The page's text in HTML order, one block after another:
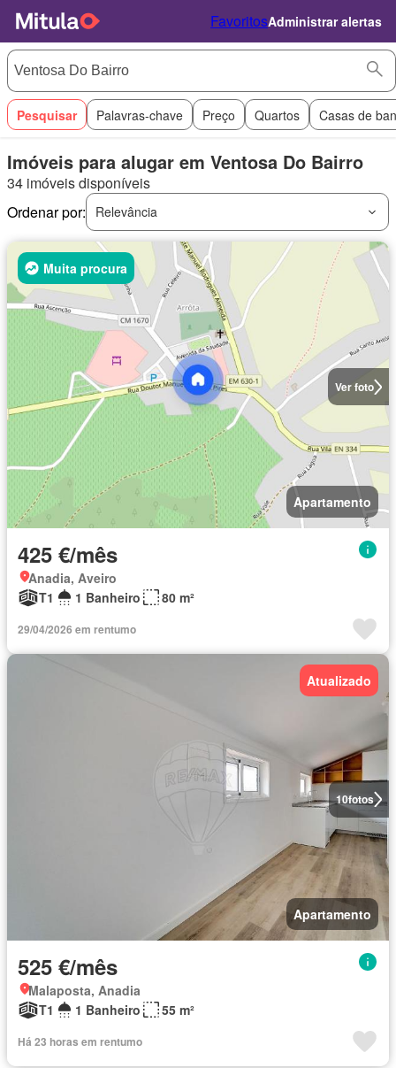
FavoritosAdministrar alertas
Pesquisar Palavras-chave Preço Quartos Casas de
Imóveis para alugar em Ventosa Do Bairro
34 imóveis disponíveis
Ordenar por:
Relevância
Ver foto
Muita procura
Apartamento
425 €/mês
Anadia, Aveiro
T1
1 Banheiro 80 m²
29/04/2026 em rentumo
10fotos
Atualizado
Apartamento
525 €/mês
Malaposta, Anadia
T1
1 Banheiro 55 m²
Há 23 horas em rentumo